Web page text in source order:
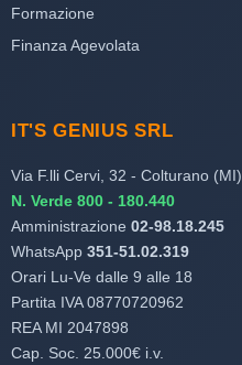
Formazione
Finanza Agevolata
IT'S GENIUS SRL
Via F.lli Cervi, 32 - Colturano (MI)
N. Verde 800 - 180.440
Amministrazione 02-98.18.245
WhatsApp 351-51.02.319
Orari Lu-Ve dalle 9 alle 18
Partita IVA 08770720962
REA MI 2047898
Cap. Soc. 25.000€ i.v.